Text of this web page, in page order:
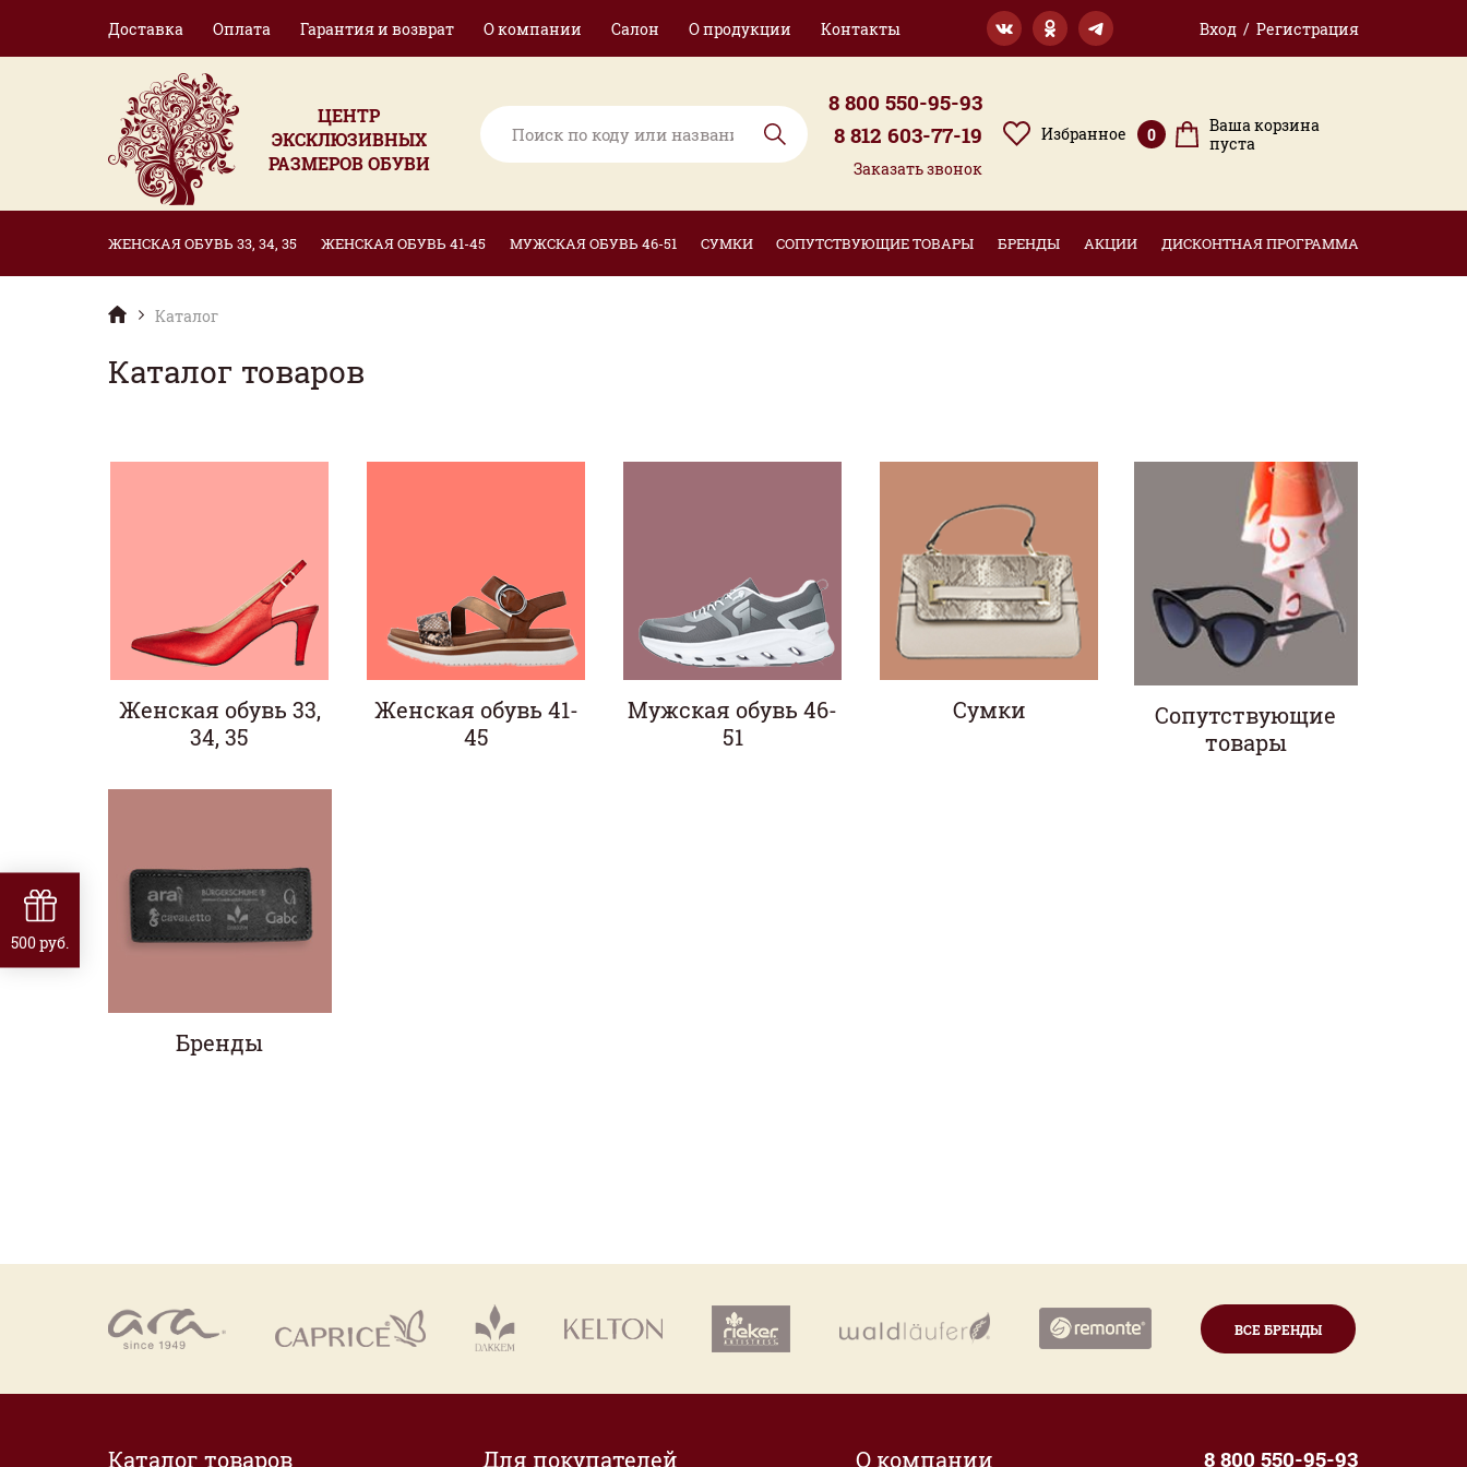
Доставка Оплата Гарантия и возврат О компании Салон О продукции Контакты Вход / Регистрация
ЦЕНТР
ЭКСКЛЮЗИВНЫХ
РАЗМЕРОВ ОБУВИ
8 800 550-95-93
8 812 603-77-19
Заказать звонок
Избранное 0
Ваша корзина
пуста
ЖЕНСКАЯ ОБУВЬ 33, 34, 35 ЖЕНСКАЯ ОБУВЬ 41-45 МУЖСКАЯ ОБУВЬ 46-51 СУМКИ СОПУТСТВУЮЩИЕ ТОВАРЫ БРЕНДЫ АКЦИИ ДИСКОНТНАЯ ПРОГРАММА
Каталог
Каталог товаров
Женская обувь 33,
34, 35
Женская обувь 41-
45
Мужская обувь 46-
51
Сумки
Сопутствующие
товары
Бренды
ВСЕ БРЕНДЫ
Каталог товаров Для покупателей О компании 8 800 550-95-93
500 руб.